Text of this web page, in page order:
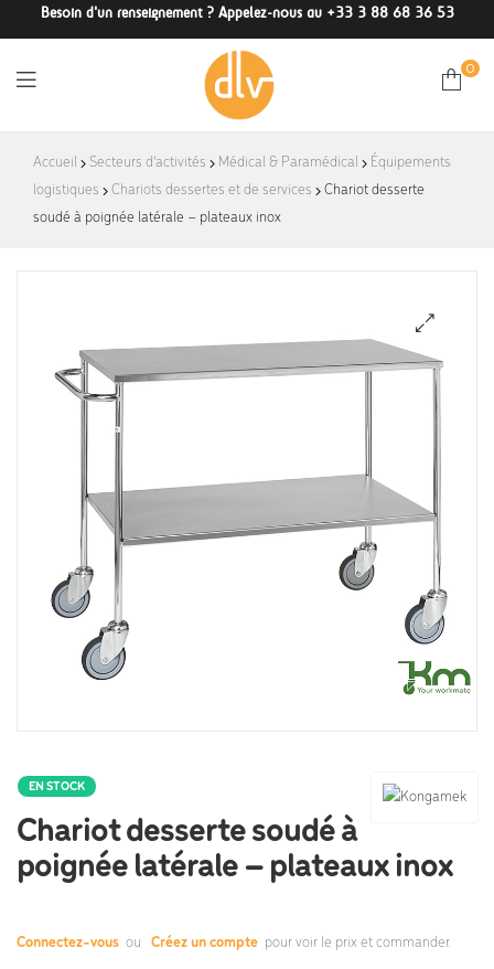
Besoin d'un renseignement ? Appelez-nous au +33 3 88 68 36 53
DLV-
France
0
Accueil Secteurs d'activités Médical & Paramédical
Équipements
logistiques
Chariots dessertes et de services
Chariot desserte
soudé à poignée latérale – plateaux inox
EN STOCK
Chariot desserte soudé à
poignée latérale – plateaux inox
Connectez-vous ou Créez un compte pour voir le prix et commander.